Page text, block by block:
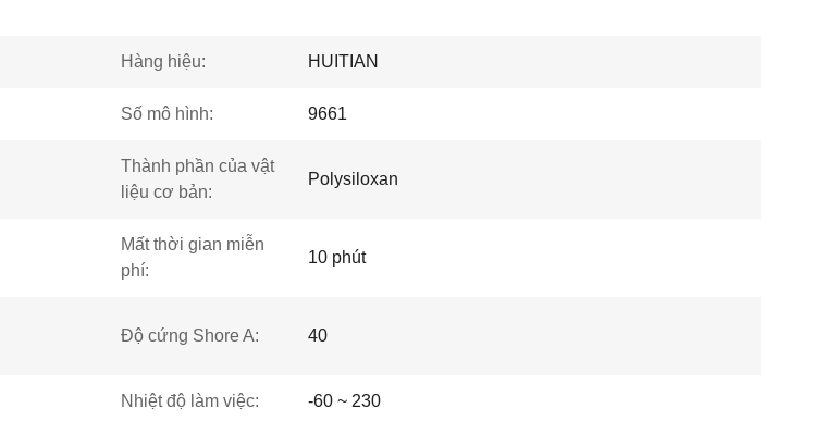
Hàng hiệu: HUITIAN
Số mô hình: 9661
Thành phần của vật
liệu cơ bản:
Polysiloxan
Mất thời gian miễn
phí:
10 phút
Độ cứng Shore A: 40
Nhiệt độ làm việc: -60 ~ 230